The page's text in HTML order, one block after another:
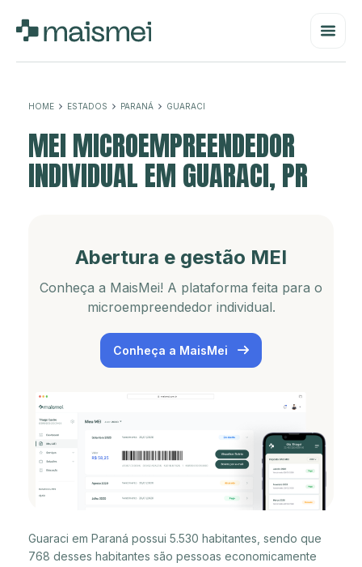
HOME ESTADOS PARANÁ GUARACI
MEI MICROEMPREENDEDOR
INDIVIDUAL EM GUARACI, PR
Abertura e gestão MEI
Conheça a MaisMei! A plataforma feita para o
microempreendedor individual.
Conheça a MaisMei
Guaraci em Paraná possui 5.530 habitantes, sendo que
768 desses habitantes são pessoas economicamente